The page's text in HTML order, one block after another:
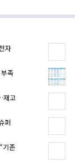
자
족
재고
퍼
기존